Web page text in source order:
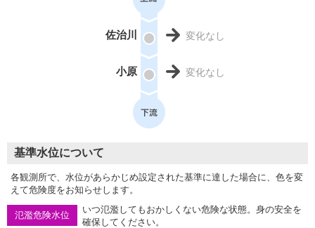
佐治川 変化なし
小原 変化なし
基準水位について
各観測所で、水位があらかじめ設定された基準に達した場合に、色を変
えて危険度をお知らせします。
氾濫危険水位
いつ氾濫してもおかしくない危険な状態。身の安全を
確保してください。